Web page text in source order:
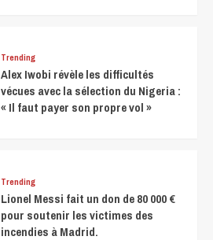
Trending
Alex Iwobi révèle les difficultés
vécues avec la sélection du Nigeria :
« Il faut payer son propre vol »
Trending
Lionel Messi fait un don de 80 000 €
pour soutenir les victimes des
incendies à Madrid.